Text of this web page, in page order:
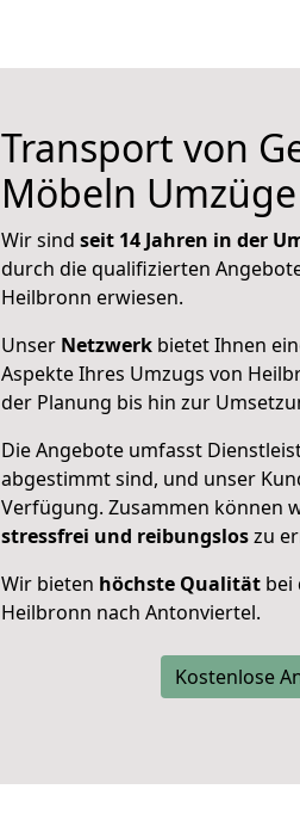
Transport von
Möbeln
Wir sind seit 14 Jahren in der
durch die qualifizierten
Heilbronn erwiesen.
Unser Netzwerk bietet Ihnen
Aspekte Ihres Umzugs von
der Planung bis hin zur
Die Angebote umfasst
abgestimmt sind, und unser
Verfügung. Zusammen können
stressfrei und reibungsloszu
Wir bieten höchste Qualität bei
Heilbronn nach Antonviertel.
Kostenlose